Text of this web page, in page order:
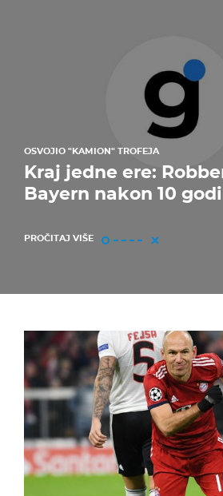
OSVOJIO "KAMION" TROFEJA
Kraj jedne ere:
Bayern nakon 10
PROČITAJ VIŠE